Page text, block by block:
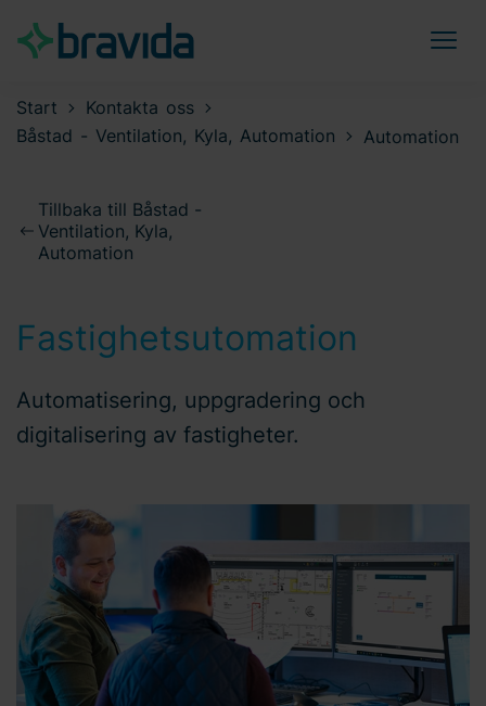
Start
Kontakta oss
Båstad - Ventilation, Kyla, Automation
Automation
Tillbaka till Båstad -
Ventilation, Kyla,
Automation
Fastighetsutomation
Automatisering, uppgradering och
digitalisering av fastigheter.